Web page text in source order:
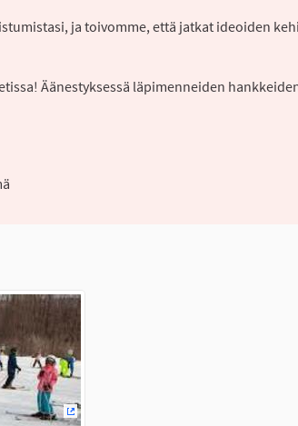
ja toivomme, että jatkat ideoiden
Äänestyksessä läpimenneiden